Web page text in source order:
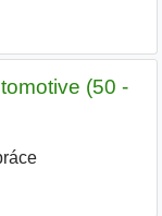
(50 -